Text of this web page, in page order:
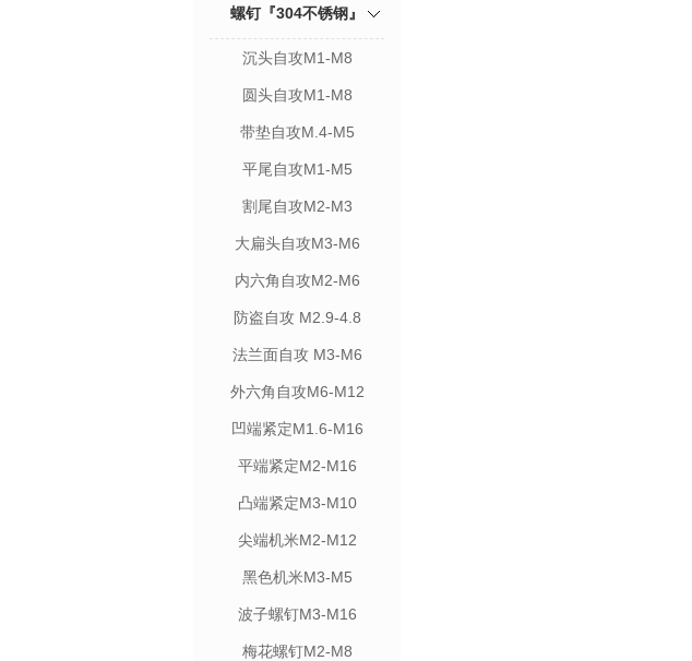
螺钉『304不锈钢』
沉头自攻M1-M8
圆头自攻M1-M8
带垫自攻M.4-M5
平尾自攻M1-M5
割尾自攻M2-M3
大扁头自攻M3-M6
内六角自攻M2-M6
防盗自攻 M2.9-4.8
法兰面自攻 M3-M6
外六角自攻M6-M12
凹端紧定M1.6-M16
平端紧定M2-M16
凸端紧定M3-M10
尖端机米M2-M12
黑色机米M3-M5
波子螺钉M3-M16
梅花螺钉M2-M8